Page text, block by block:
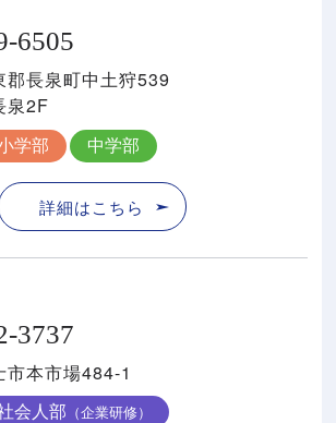
6505
郡⻑泉町中⼟狩539
泉2F
学部 中学部
詳細はこちら
3737
市本市場484-1
会人部 （企業研修）